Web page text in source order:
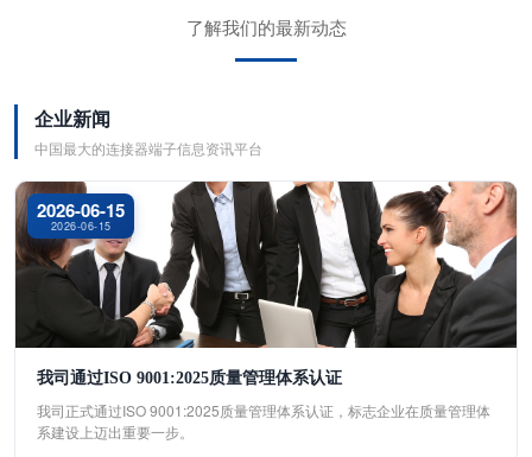
了解我们的最新动态
企业新闻
中国最大的连接器端子信息资讯平台
2026-06-15
2026-06-15
我司通过ISO 9001:2025质量管理体系认证
我司正式通过ISO 9001:2025质量管理体系认证，标志企业在质量管理体
系建设上迈出重要一步。